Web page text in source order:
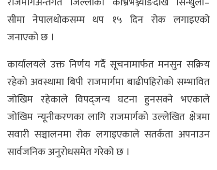
सीमा नेपालथोकसम्म थप १५ दिन रोक लगाइएको
जनाएको छ ।
कार्यालयले उक्त निर्णय गर्दै सूचनामार्फत मनसुन सक्रिय
रहेको अवस्थामा बिपी राजमार्गमा बाढीपहिरोको सम्भावित
जोखिम रहेकाले विपद्जन्य घटना हुनसक्ने भएकाले
जोखिम न्यूनीकरणका लागि राजमार्गको उल्लेखित क्षेत्रमा
सवारी सञ्चालनमा रोक लगाइएकाले सतर्कता अपनाउन
सार्वजनिक अनुरोधसमेत गरेको छ ।